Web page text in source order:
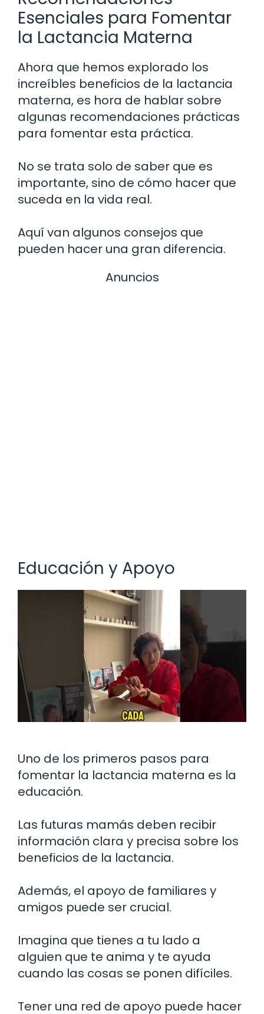
Esenciales para Fomentar
la Lactancia Materna
Ahora que hemos explorado los
increíbles beneficios de la lactancia
materna, es hora de hablar sobre
algunas recomendaciones prácticas
para fomentar esta práctica.
No se trata solo de saber que es
importante, sino de cómo hacer que
suceda en la vida real.
Aquí van algunos consejos que
pueden hacer una gran diferencia.
Anuncios
Educación y Apoyo
Uno de los primeros pasos para
fomentar la lactancia materna es la
educación.
Las futuras mamás deben recibir
información clara y precisa sobre los
beneficios de la lactancia.
Además, el apoyo de familiares y
amigos puede ser crucial.
Imagina que tienes a tu lado a
alguien que te anima y te ayuda
cuando las cosas se ponen difíciles.
Tener una red de apoyo puede hacer